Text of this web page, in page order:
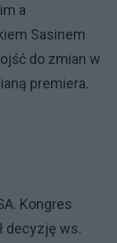
a
Sasinem
do zmian w
premiera.
Kongres
decyzję ws.